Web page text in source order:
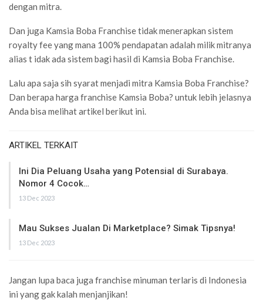
dengan mitra.
Dan juga Kamsia Boba Franchise tidak menerapkan sistem
royalty fee yang mana 100% pendapatan adalah milik mitranya
alias t idak ada sistem bagi hasil di Kamsia Boba Franchise.
Lalu apa saja sih syarat menjadi mitra Kamsia Boba Franchise?
Dan berapa harga franchise Kamsia Boba? untuk lebih jelasnya
Anda bisa melihat artikel berikut ini.
ARTIKEL TERKAIT
Ini Dia Peluang Usaha yang Potensial di Surabaya.
Nomor 4 Cocok…
13 Dec 2023
Mau Sukses Jualan Di Marketplace? Simak Tipsnya!
13 Dec 2023
Jangan lupa baca juga franchise minuman terlaris di Indonesia
ini yang gak kalah menjanjikan!